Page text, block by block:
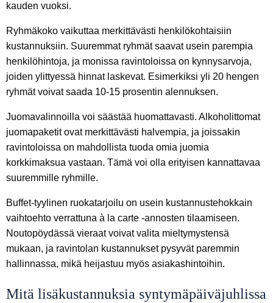
kauden vuoksi.
Ryhmäkoko vaikuttaa merkittävästi henkilökohtaisiin
kustannuksiin. Suuremmat ryhmät saavat usein parempia
henkilöhintoja, ja monissa ravintoloissa on kynnysarvoja,
joiden ylittyessä hinnat laskevat. Esimerkiksi yli 20 hengen
ryhmät voivat saada 10-15 prosentin alennuksen.
Juomavalinnoilla voi säästää huomattavasti. Alkoholittomat
juomapaketit ovat merkittävästi halvempia, ja joissakin
ravintoloissa on mahdollista tuoda omia juomia
korkkimaksua vastaan. Tämä voi olla erityisen kannattavaa
suuremmille ryhmille.
Buffet-tyylinen ruokatarjoilu on usein kustannustehokkain
vaihtoehto verrattuna à la carte -annosten tilaamiseen.
Noutopöydässä vieraat voivat valita mieltymystensä
mukaan, ja ravintolan kustannukset pysyvät paremmin
hallinnassa, mikä heijastuu myös asiakashintoihin.
Mitä lisäkustannuksia syntymäpäiväjuhlissa